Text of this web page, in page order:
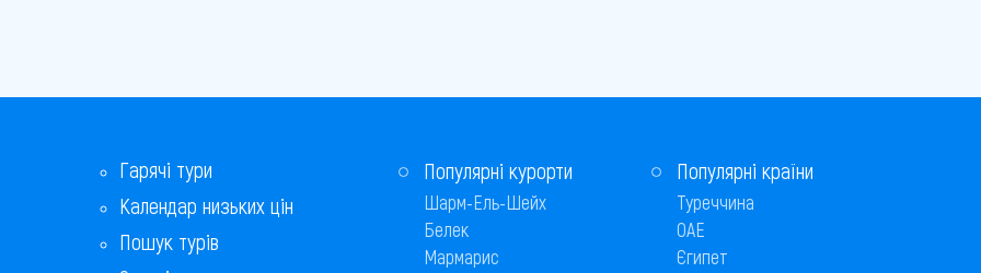
Гарячі тури
Календар низьких цін
Пошук турів
Популярні курорти
Шарм-Ель-Шейх
Белек
Мармарис
Популярні країни
Туреччина
ОАЕ
Єгипет